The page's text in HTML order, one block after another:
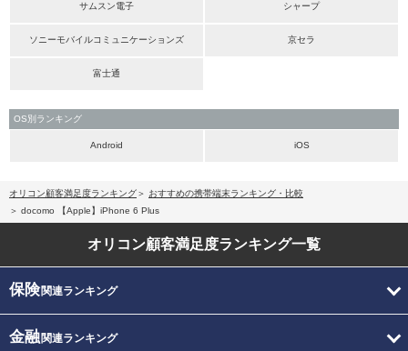
サムスン電子 シャープ
ソニーモバイルコミュニケーションズ 京セラ
富士通
OS別ランキング
Android iOS
オリコン顧客満足度ランキング
おすすめの携帯端末ランキング・比較
docomo 【Apple】iPhone 6 Plus
オリコン顧客満足度ランキング一覧
保険関連ランキング
金融関連ランキング